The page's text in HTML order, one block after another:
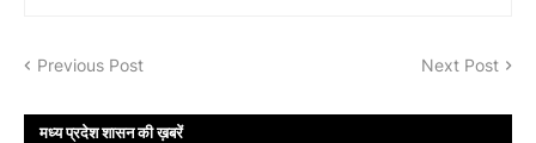
Previous Post Next Post
मध्य प्रदेश शासन की ख़बरें